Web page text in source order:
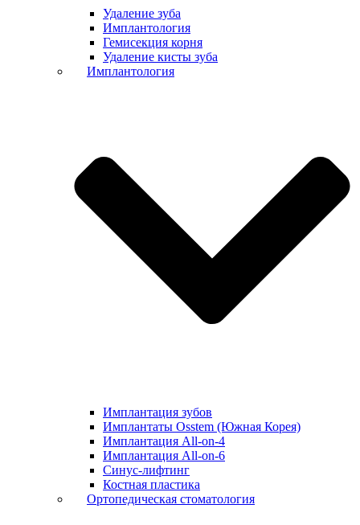
Удаление зуба
Имплантология
Гемисекция корня
Удаление кисты зуба
Имплантология
Имплантация зубов
Имплантаты Osstem (Южная Корея)
Имплантация All-on-4
Имплантация All-on-6
Синус-лифтинг
Костная пластика
Ортопедическая стоматология